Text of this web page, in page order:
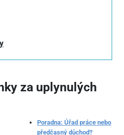
za uplynulých
Poradna: Úřad práce nebo
předčasný důchod?